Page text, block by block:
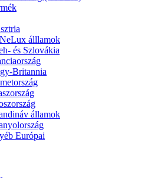
álllamok
és Szlovákia
Britannia
államok
Európai